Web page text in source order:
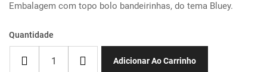
Embalagem com topo bolo bandeirinhas, do tema Bluey.
Quantidade
Adicionar Ao Carrinho